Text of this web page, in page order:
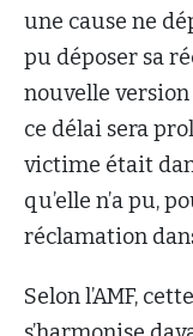
une cause ne
pu déposer sa
nouvelle
ce délai sera
victime était
qu’elle n’a pu,
réclamation
Selon l’AMF,